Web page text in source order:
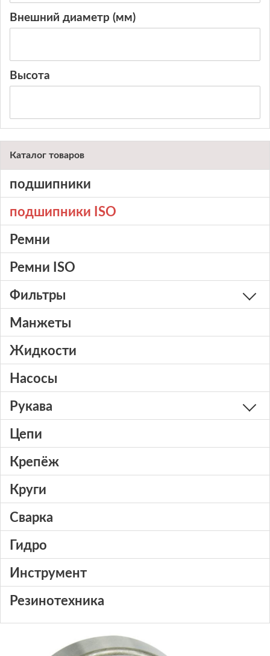
Вход
Внешний диаметр (мм)
Высота
Каталог товаров
подшипники
подшипники ISO
Ремни
Ремни ISO
Фильтры
Манжеты
Жидкости
Насосы
Рукава
Цепи
Крепёж
Круги
Сварка
Гидро
Инструмент
Резинотехника